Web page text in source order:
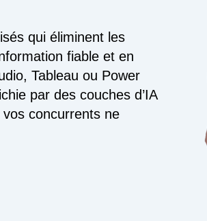
qui éliminent les
fiable et en
Tableau ou Power
par des couches d’IA
concurrents ne